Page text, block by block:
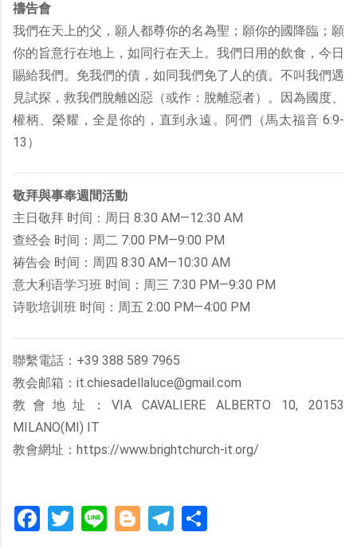
禱告會
我們在天上的父，願人都尊你的名為聖；願你的國降臨；願
你的旨意行在地上，如同行在天上。我們日用的飲食，今日
賜給我們。免我們的債，如同我們免了人的債。不叫我們遇
見試探，救我們脫離凶惡（或作：脫離惡者）。因為國度、
權柄、榮耀，全是你的，直到永遠。阿們（馬太福音 6:9-
13）
敬拜與事奉週間活動
主日敬拜 时间：周日 8:30 AM—12:30 AM
查经会 时间：周二 7:00 PM—9:00 PM
祷告会 时间：周四 8:30 AM—10:30 AM
意大利语学习班 时间：周三 7:30 PM—9:30 PM
诗歌培训班 时间：周五 2:00 PM—4:00 PM
聯繫電話：+39 388 589 7965
教会邮箱：it.chiesadellaluce@gmail.com
教會地址：VIA CAVALIERE ALBERTO 10, 20153
MILANO(MI) IT
教會網址：https://www.brightchurch-it.org/
FacebookTwitter Line Blogger Telegram